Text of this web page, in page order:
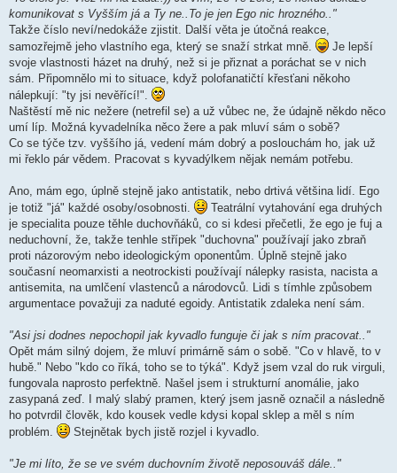
komunikovat s Vyšším já a Ty ne..To je jen Ego nic hrozného.."
Takže číslo neví/nedokáže zjistit. Další věta je útočná reakce,
samozřejmě jeho vlastního ega, který se snaží strkat mně.
Je lepší
svoje vlastnosti házet na druhý, než si je přiznat a poráchat se v nich
sám. Připomnělo mi to situace, když polofanatičtí křesťani někoho
nálepkují: "ty jsi nevěřící!".
Naštěstí mě nic nežere (netrefil se) a už vůbec ne, že údajně někdo něco
umí líp. Možná kyvadelníka něco žere a pak mluví sám o sobě?
Co se týče tzv. vyššího já, vedení mám dobrý a poslouchám ho, jak už
mi řeklo pár vědem. Pracovat s kyvadýlkem nějak nemám potřebu.
Ano, mám ego, úplně stejně jako antistatik, nebo drtivá většina lidí. Ego
je totiž "já" každé osoby/osobnosti.
Teatrální vytahování ega druhých
je specialita pouze těhle duchovňáků, co si kdesi přečetli, že ego je fuj a
neduchovní, že, takže tenhle střípek "duchovna" používají jako zbraň
proti názorovým nebo ideologickým oponentům. Úplně stejně jako
současní neomarxisti a neotrockisti používají nálepky rasista, nacista a
antisemita, na umlčení vlastenců a národovců. Lidi s tímhle způsobem
argumentace považuji za naduté egoidy. Antistatik zdaleka není sám.
"Asi jsi dodnes nepochopil jak kyvadlo funguje či jak s ním pracovat.."
Opět mám silný dojem, že mluví primárně sám o sobě. "Co v hlavě, to v
hubě." Nebo "kdo co říká, toho se to týká". Když jsem vzal do ruk virguli,
fungovala naprosto perfektně. Našel jsem i strukturní anomálie, jako
zasypaná zeď. I malý slabý pramen, který jsem jasně označil a následně
ho potvrdil člověk, kdo kousek vedle kdysi kopal sklep a měl s ním
problém.
Stejnětak bych jistě rozjel i kyvadlo.
"Je mi líto, že se ve svém duchovním životě neposouváš dále.."